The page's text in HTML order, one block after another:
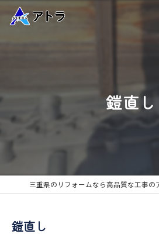
鎧直し
鎧直し